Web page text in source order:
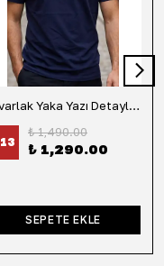
Yuvarlak Yaka Yazı Detaylı Tişört-Lacivert
13
₺ 1,490.00
₺ 1,290.00
SEPETE EKLE